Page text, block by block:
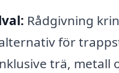
Rådgivning
för
trä, metall